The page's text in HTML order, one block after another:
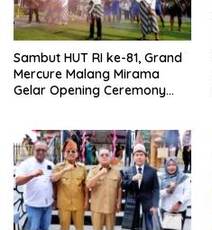
Sambut HUT RI ke-81, Grand
Mercure Malang Mirama
Gelar Opening Ceremony